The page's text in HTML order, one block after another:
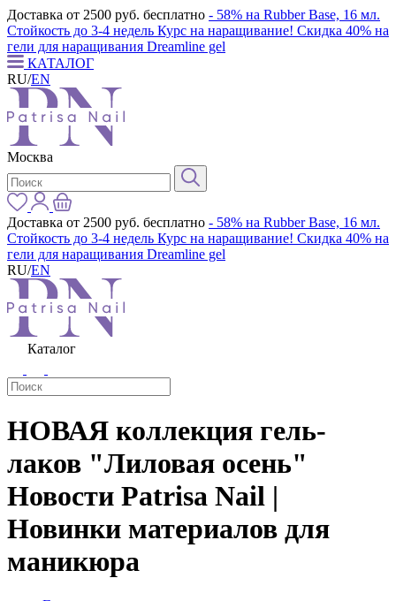
Доставка от 2500 руб. бесплатно - 58% на Rubber Base, 16 мл.
Стойкость до 3-4 недель Курс на наращивание! Скидка 40% на
гели для наращивания Dreamline gel
КАТАЛОГ
RU/EN
Москва
Доставка от 2500 руб. бесплатно - 58% на Rubber Base, 16 мл.
Стойкость до 3-4 недель Курс на наращивание! Скидка 40% на
гели для наращивания Dreamline gel
RU/EN
Каталог
НОВАЯ коллекция гель-
лаков "Лиловая осень"
Новости Patrisa Nail |
Новинки материалов для
маникюра